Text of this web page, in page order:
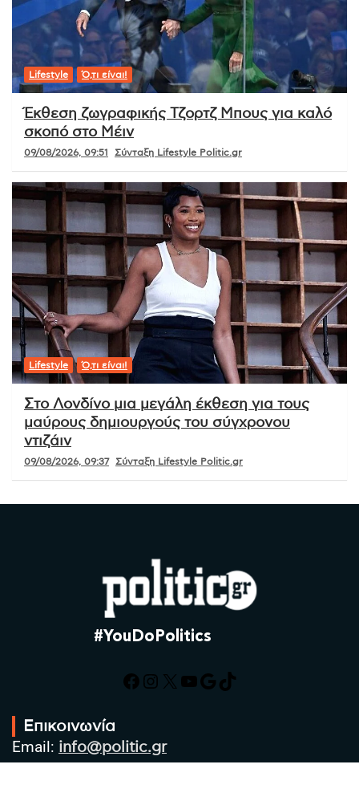
Lifestyle Ό,τι είναι!
Έκθεση ζωγραφικής Τζορτζ Μπους για καλό
σκοπό στο Μέιν
09/08/2026, 09:51 Σύνταξη Lifestyle Politic.gr
Lifestyle Ό,τι είναι!
Στο Λονδίνο μια μεγάλη έκθεση για τους
μαύρους δημιουργούς του σύγχρονου
ντιζάιν
09/08/2026, 09:37 Σύνταξη Lifestyle Politic.gr
#YouDoPolitics
Facebook
Instagram
X YouTube
Google
TikTok
Επικοινωνία
Email: info@politic.gr
Τηλ: